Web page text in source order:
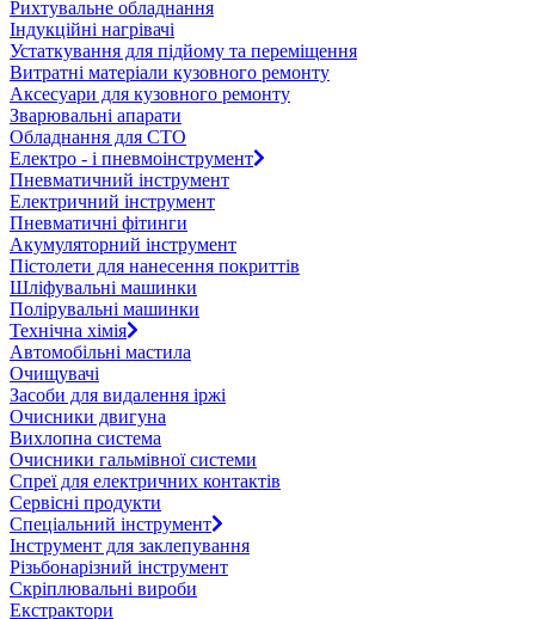
Рихтувальне обладнання
Індукційні нагрівачі
Устаткування для підйому та переміщення
Витратні матеріали кузовного ремонту
Аксесуари для кузовного ремонту
Зварювальні апарати
Обладнання для СТО
Електро - і пневмоінструмент
Пневматичний інструмент
Електричний інструмент
Пневматичні фітинги
Акумуляторний інструмент
Пістолети для нанесення покриттів
Шліфувальні машинки
Полірувальні машинки
Технічна хімія
Автомобільні мастила
Очищувачі
Засоби для видалення іржі
Очисники двигуна
Вихлопна система
Очисники гальмівної системи
Спреї для електричних контактів
Сервісні продукти
Спеціальний інструмент
Інструмент для заклепування
Різьбонарізний інструмент
Скріплювальні вироби
Екстрактори